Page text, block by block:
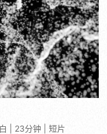
| 23分钟 | 短片